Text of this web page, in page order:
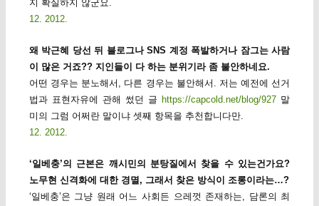
지 확실하지 않군요.
12. 2012.
왜 박근혜 당선 뒤 블로그나 SNS 계정 폭발하거나 잠그는 사람
이 많은 거죠?? 지인들이 다 하는 분위기라 좀 불안하네요.
어떤 경우는 분노해서, 다른 경우는 불안해서. 저는 예전에 선거
법과 표현자유에 관해 썼던 글https://capcold.net/blog/927 말
미의 그럼 어쩌란 말이냐 셋째 항목을 추천합니다만.
12. 2012.
‘일베충’의 근본은 깨시민의 분탕질에서 찾을 수 있는건가요?
노무현 신격화에 대한 경멸, 그래서 찾은 방식이 조롱이라는…?
‘일베충’은 그냥 원래 어느 사회든 으레껏 존재하는, 담론의 최